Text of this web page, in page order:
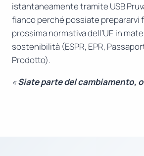
istantaneamente tramite USB
fianco perché possiate prepararvi
prossima normativa dell’UE in
sostenibilità (ESPR, EPR,
Prodotto).
«Siate parte del cambiamento,